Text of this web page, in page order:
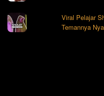
Viral Pelajar
Temannya